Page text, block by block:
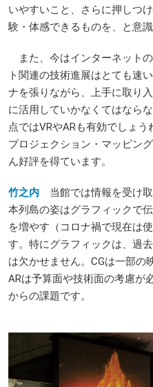
いやすいこと、さらに押しつ
験・体感できるものを、と意識
また、今はインターネット
ト関連の技術進展はとても速
ナを張りながら、上手に取り
に活用していかなくてはなら
点ではVRやARも有効でしょ
プロジェクション・マッピン
ん好評を得ています。
竹之内
当館では情報を受け
本列島の姿はグラフィックで
を増やす（コロナ禍で現在は
す。特にグラフィックは、過
は欠かせません。CGは一部の
ARは予算面や技術面の考慮が
からの課題です。